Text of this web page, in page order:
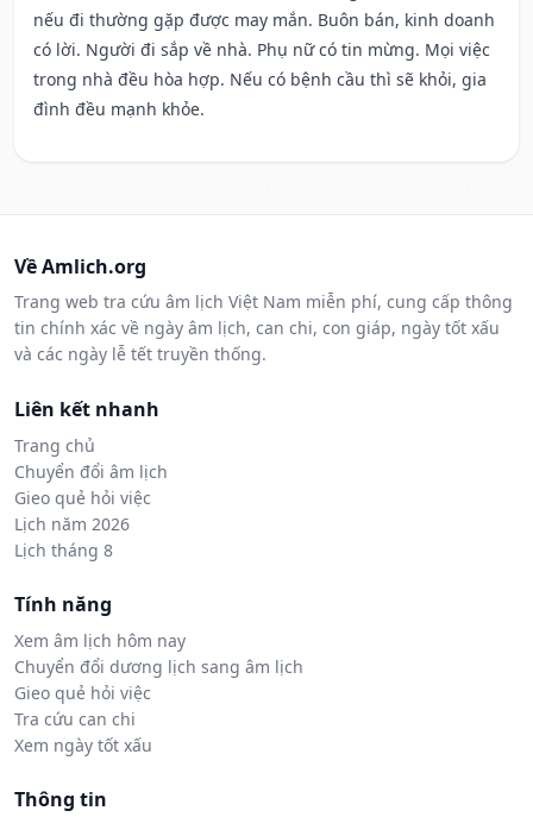
nếu đi thường gặp được may mắn. Buôn bán, kinh doanh
có lời. Người đi sắp về nhà. Phụ nữ có tin mừng. Mọi việc
trong nhà đều hòa hợp. Nếu có bệnh cầu thì sẽ khỏi, gia
đình đều mạnh khỏe.
Về Amlich.org
Trang web tra cứu âm lịch Việt Nam miễn phí, cung cấp thông
tin chính xác về ngày âm lịch, can chi, con giáp, ngày tốt xấu
và các ngày lễ tết truyền thống.
Liên kết nhanh
Trang chủ
Chuyển đổi âm lịch
Gieo quẻ hỏi việc
Lịch năm 2026
Lịch tháng 8
Tính năng
Xem âm lịch hôm nay
Chuyển đổi dương lịch sang âm lịch
Gieo quẻ hỏi việc
Tra cứu can chi
Xem ngày tốt xấu
Thông tin